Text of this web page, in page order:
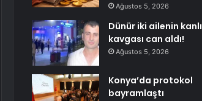
Ağustos 5, 2026
Dünür iki ailenin kanlı
kavgası can aldı!
Ağustos 5, 2026
Konya’da protokol
bayramlaştı